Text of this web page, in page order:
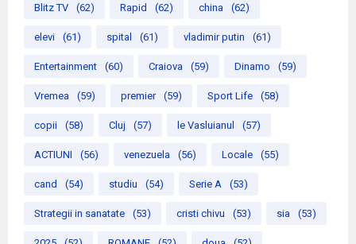
Blitz TV (62) Rapid (62) china (62)
elevi (61) spital (61) vladimir putin (61)
Entertainment (60) Craiova (59) Dinamo (59)
Vremea (59) premier (59) Sport Life (58)
copii (58) Cluj (57) le Vasluianul (57)
ACTIUNI (56) venezuela (56) Locale (55)
cand (54) studiu (54) Serie A (53)
Strategii in sanatate (53) cristi chivu (53) sia (53)